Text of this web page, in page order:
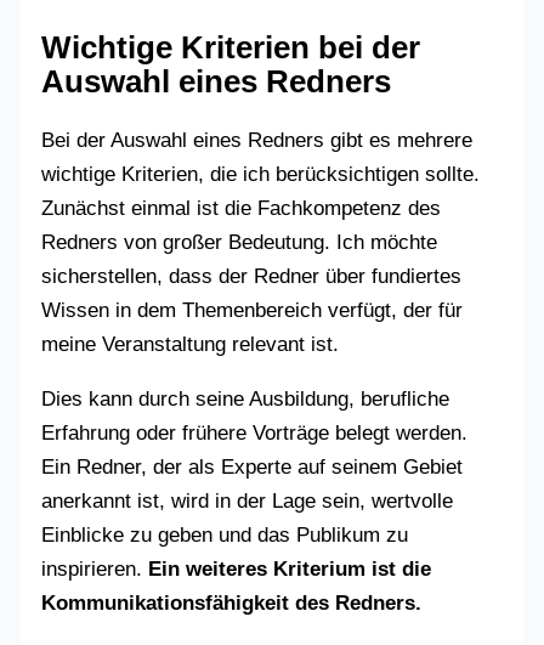
Wichtige Kriterien bei der
Auswahl eines Redners
Bei der Auswahl eines Redners gibt es mehrere
wichtige Kriterien, die ich berücksichtigen sollte.
Zunächst einmal ist die Fachkompetenz des
Redners von großer Bedeutung. Ich möchte
sicherstellen, dass der Redner über fundiertes
Wissen in dem Themenbereich verfügt, der für
meine Veranstaltung relevant ist.
Dies kann durch seine Ausbildung, berufliche
Erfahrung oder frühere Vorträge belegt werden.
Ein Redner, der als Experte auf seinem Gebiet
anerkannt ist, wird in der Lage sein, wertvolle
Einblicke zu geben und das Publikum zu
inspirieren. Ein weiteres Kriterium ist die
Kommunikationsfähigkeit des Redners.